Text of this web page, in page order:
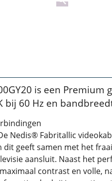
is een
bij 60 Hz en
Nedis® Fabritallic
dit geeft samen met het
aansluit. Naast het
contrast en volle,